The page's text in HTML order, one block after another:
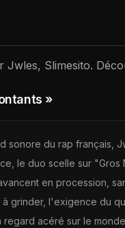
Jwles, Slimesito.
»
sonore du rap français,
le duo scelle sur
en procession,
grinder, l'exigence du
acéré sur le